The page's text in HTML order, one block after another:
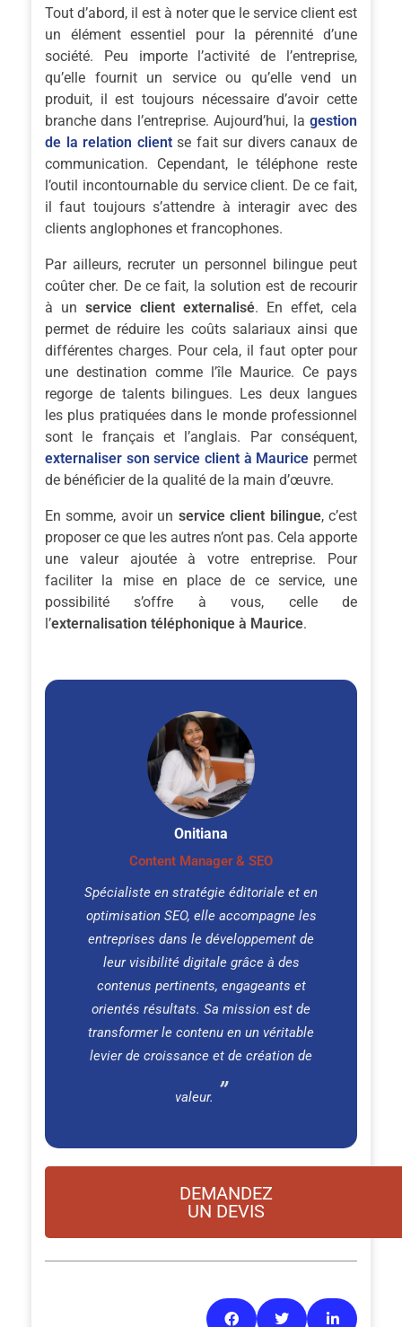
Tout d’abord, il est à noter que le service client est
un élément essentiel pour la pérennité d’une
société. Peu importe l’activité de l’entreprise,
qu’elle fournit un service ou qu’elle vend un
produit, il est toujours nécessaire d’avoir cette
branche dans l’entreprise. Aujourd’hui, la gestion
de la relation clientse fait sur divers canaux de
communication. Cependant, le téléphone reste
l’outil incontournable du service client. De ce fait,
il faut toujours s’attendre à interagir avec des
clients anglophones et francophones.
Par ailleurs, recruter un personnel bilingue peut
coûter cher. De ce fait, la solution est de recourir
à un service client externalisé. En effet, cela
permet de réduire les coûts salariaux ainsi que
différentes charges. Pour cela, il faut opter pour
une destination comme l’île Maurice. Ce pays
regorge de talents bilingues. Les deux langues
les plus pratiquées dans le monde professionnel
sont le français et l’anglais. Par conséquent,
externaliser son service client à Maurice permet
de bénéficier de la qualité de la main d’œuvre.
En somme, avoir un service client bilingue, c’est
proposer ce que les autres n’ont pas. Cela apporte
une valeur ajoutée à votre entreprise. Pour
faciliter la mise en place de ce service, une
possibilité s’offre à vous, celle de
l’externalisation téléphonique à Maurice.
Onitiana
Content Manager & SEO
Spécialiste en stratégie éditoriale et en
optimisation SEO, elle accompagne les
entreprises dans le développement de
leur visibilité digitale grâce à des
contenus pertinents, engageants et
orientés résultats. Sa mission est de
transformer le contenu en un véritable
levier de croissance et de création de
valeur.
DEMANDEZ
UN DEVIS